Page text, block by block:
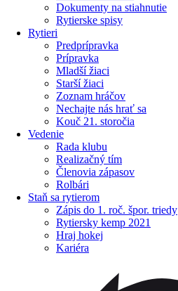
Dokumenty na stiahnutie
Rytierske spisy
Rytieri
Predprípravka
Prípravka
Mladší žiaci
Starší žiaci
Zoznam hráčov
Nechajte nás hrať sa
Kouč 21. storočia
Vedenie
Rada klubu
Realizačný tím
Členovia zápasov
Rolbári
Staň sa rytierom
Zápis do 1. roč. špor. triedy
Rytiersky kemp 2021
Hraj hokej
Kariéra